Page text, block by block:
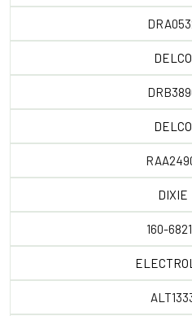
DELCO
DELCO
DIXIE
160-